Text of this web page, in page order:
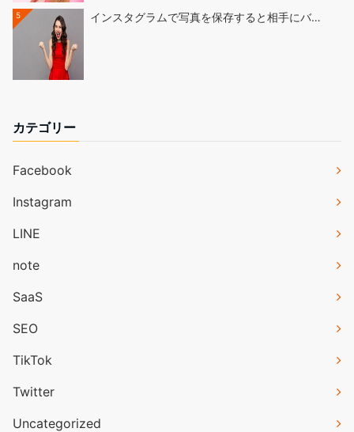
5 インスタグラムで写真を保存すると相手にバ…
カテゴリー
Facebook
Instagram
LINE
note
SaaS
SEO
TikTok
Twitter
Uncategorized